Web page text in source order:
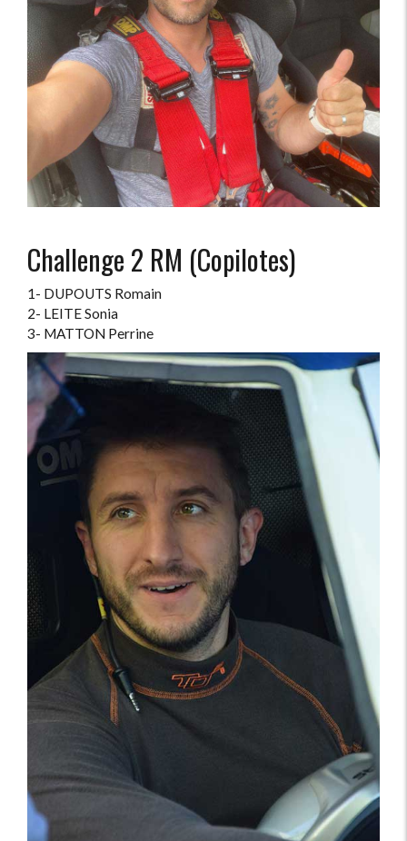
Challenge 2 RM (Copilotes)
1- DUPOUTS Romain
2- LEITE Sonia
3- MATTON Perrine